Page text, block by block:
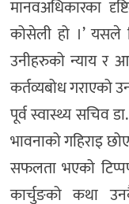
मानवअधिकारका
कोसेली हो ।’ यसले
उनीहरुको न्याय र
कर्तव्यबोध गराएको
पूर्व स्वास्थ्य सचिव
भावनाको गहिराइ
सफलता भएको
कार्चुङको कथा